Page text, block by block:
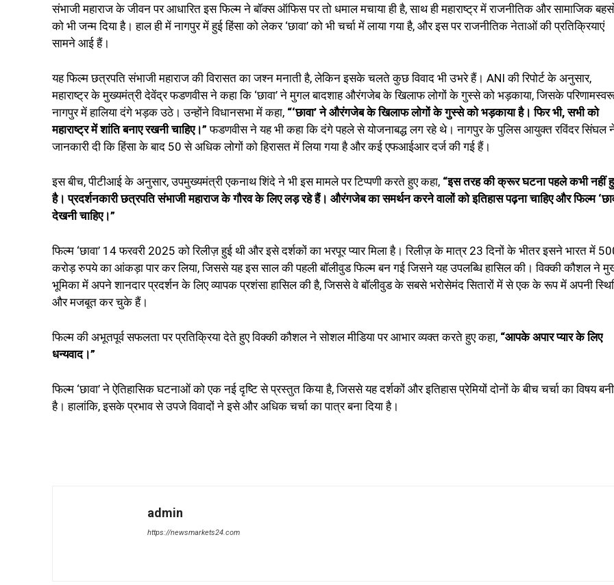
संभाजी महाराज के जीवन पर आधारित इस फिल्म ने बॉक्स ऑफिस पर तो धमाल मचाया ही है, साथ ही महाराष्ट्र में राजनीतिक और सामाजिक
को भी जन्म दिया है। हाल ही में नागपुर में हुई हिंसा को लेकर ‘छावा’ को भी चर्चा में लाया गया है, और इस पर राजनीतिक नेताओं की प्रतिक्रियाएं
सामने आई हैं।
यह फिल्म छत्रपति संभाजी महाराज की विरासत का जश्न मनाती है, लेकिन इसके चलते कुछ विवाद भी उभरे हैं। ANI की रिपोर्ट के अनुसार,
महाराष्ट्र के मुख्यमंत्री देवेंद्र फडणवीस ने कहा कि ‘छावा’ ने मुगल बादशाह औरंगजेब के खिलाफ लोगों के गुस्से को भड़काया, जिसके
नागपुर में हालिया दंगे भड़क उठे। उन्होंने विधानसभा में कहा, “‘छावा’ ने औरंगजेब के खिलाफ लोगों के गुस्से को भड़काया है। फिर भी, सभी को
महाराष्ट्र में शांति बनाए रखनी चाहिए।” फडणवीस ने यह भी कहा कि दंगे पहले से योजनाबद्ध लग रहे थे। नागपुर के पुलिस आयुक्त रविंदर सिंघल
जानकारी दी कि हिंसा के बाद 50 से अधिक लोगों को हिरासत में लिया गया है और कई एफआईआर दर्ज की गई हैं।
इस बीच, पीटीआई के अनुसार, उपमुख्यमंत्री एकनाथ शिंदे ने भी इस मामले पर टिप्पणी करते हुए कहा, “इस तरह की क्रूर घटना पहले कभी नहीं
है। प्रदर्शनकारी छत्रपति संभाजी महाराज के गौरव के लिए लड़ रहे हैं। औरंगजेब का समर्थन करने वालों को इतिहास पढ़ना चाहिए और फिल्म
देखनी चाहिए।”
फिल्म ‘छावा’ 14 फरवरी 2025 को रिलीज़ हुई थी और इसे दर्शकों का भरपूर प्यार मिला है। रिलीज़ के मात्र 23 दिनों के भीतर इसने भारत में
करोड़ रुपये का आंकड़ा पार कर लिया, जिससे यह इस साल की पहली बॉलीवुड फिल्म बन गई जिसने यह उपलब्धि हासिल की। विक्की कौशल ने
भूमिका में अपने शानदार प्रदर्शन के लिए व्यापक प्रशंसा हासिल की है, जिससे वे बॉलीवुड के सबसे भरोसेमंद सितारों में से एक के रूप में अपनी
और मजबूत कर चुके हैं।
फिल्म की अभूतपूर्व सफलता पर प्रतिक्रिया देते हुए विक्की कौशल ने सोशल मीडिया पर आभार व्यक्त करते हुए कहा, “आपके अपार प्यार के लिए
धन्यवाद।”
फिल्म ‘छावा’ ने ऐतिहासिक घटनाओं को एक नई दृष्टि से प्रस्तुत किया है, जिससे यह दर्शकों और इतिहास प्रेमियों दोनों के बीच चर्चा का विषय
है। हालांकि, इसके प्रभाव से उपजे विवादों ने इसे और अधिक चर्चा का पात्र बना दिया है।
admin
https://newsmarkets24.com